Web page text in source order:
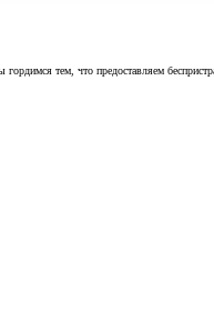
тем, что предоставляем